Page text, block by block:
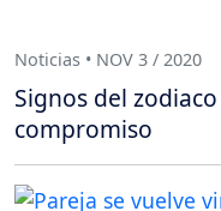
Noticias • NOV 3 / 2020
Signos del
compromiso